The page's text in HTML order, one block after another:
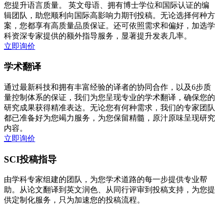
您提升语言质量。 英文母语、拥有博士学位和国际认证的编
辑团队，助您顺利向国际高影响力期刊投稿。无论选择何种方
案，您都享有高质量品质保证。还可依照需求和偏好，加选学
科资深专家提供的额外指导服务，显著提升发表几率。
立即询价
学术翻译
通过最新科技和拥有丰富经验的译者的协同合作，以及6步质
量控制体系的保证，我们为您呈现专业的学术翻译，确保您的
研究成果获得精准表达。无论您有何种需求，我们的专家团队
都已准备好为您竭力服务，为您保留精髓，原汁原味呈现研究
内容。
立即询价
SCI投稿指导
由学科专家组建的团队，为您学术道路的每一步提供专业帮
助。从论文翻译到英文润色、从同行评审到投稿支持，为您提
供定制化服务，只为加速您的投稿流程。